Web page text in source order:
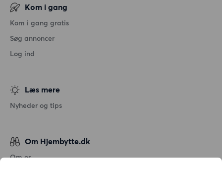
Kom i gang
Kom i gang gratis
Søg annoncer
Log ind
Læs mere
Nyheder og tips
Om Hjembytte.dk
Om os